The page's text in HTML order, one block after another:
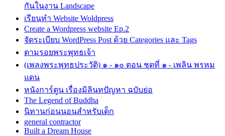
กันในงาน Landscape
เรียนทำ Website Woldpress
Create a Wordpress website Ep.2
จัดระเบียบ WordPress Post ด้วย Categories และ Tags
ตามรอยพระพุทธเจ้า
(เพลงพระพุทธประวัติ) ๑ - ๑๐ ตอน ชุดที่ ๑ - เพลิน พรหม
แดน
หนังการ์ตูน เรื่องมิลินทปัญหา ฉบับย่อ
The Legend of Buddha
นิทานก่อนนอนสำหรับเด็ก
general contractor
Built a Dream House